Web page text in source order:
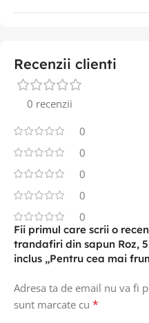
Recenzii clienti
0 recenzii
0
0
0
0
0
Fii primul care scrii o
trandafiri din sapun Roz,
inclus „Pentru cea mai
Adresa ta de email nu va fi
sunt marcate cu *